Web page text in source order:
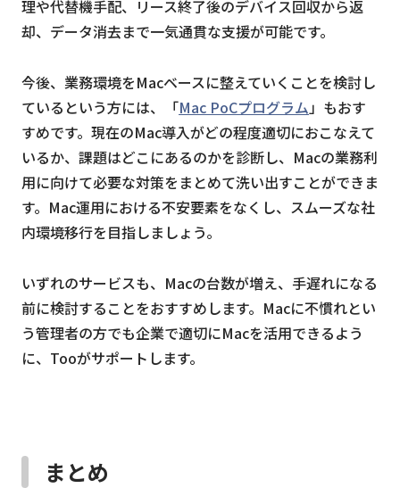
理や代替機手配、リース終了後のデバイス回収から返
却、データ消去まで一気通貫な支援が可能です。
今後、業務環境をMacベースに整えていくことを検討し
ているという方には、「Mac PoCプログラム」もおす
すめです。現在のMac導入がどの程度適切におこなえて
いるか、課題はどこにあるのかを診断し、Macの業務利
用に向けて必要な対策をまとめて洗い出すことができま
す。Mac運用における不安要素をなくし、スムーズな社
内環境移行を目指しましょう。
いずれのサービスも、Macの台数が増え、手遅れになる
前に検討することをおすすめします。 Macに不慣れとい
う管理者の方でも企業で適切にMacを活用できるよう
に、Tooがサポートします。
まとめ